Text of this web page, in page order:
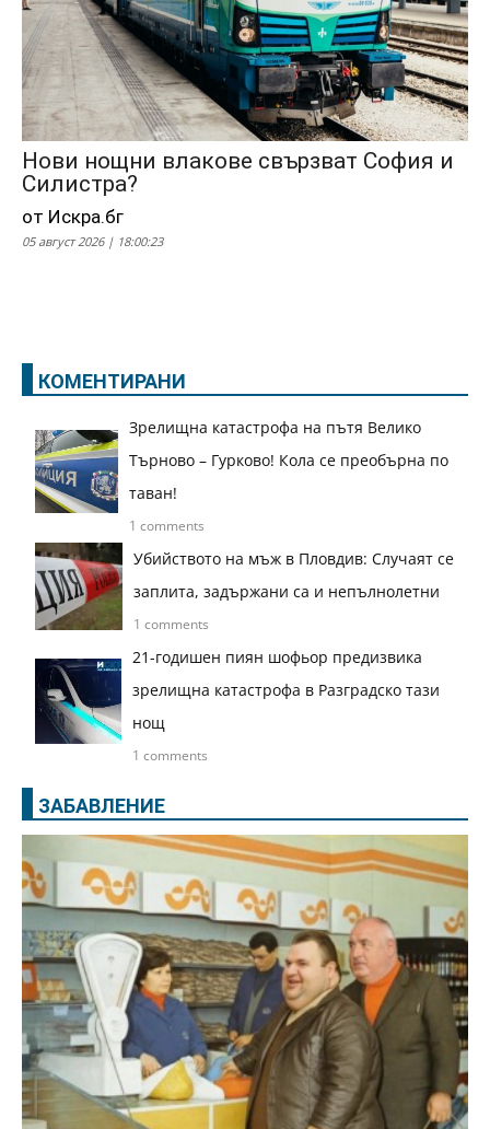
Нови нощни влакове свързват София и
Силистра?
от Искра.бг
05 август 2026 | 18:00:23
КОМЕНТИРАНИ
Зрелищна катастрофа на пътя Велико
Търново – Гурково! Кола се преобърна по
таван!
1 comments
Убийството на мъж в Пловдив: Случаят се
заплита, задържани са и непълнолетни
1 comments
21-годишен пиян шофьор предизвика
зрелищна катастрофа в Разградско тази
нощ
1 comments
ЗАБАВЛЕНИЕ